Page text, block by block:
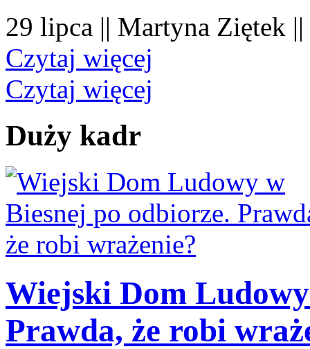
29 lipca || Martyna Ziętek
Czytaj więcej
Czytaj więcej
Duży kadr
Wiejski Dom
Prawda, że robi